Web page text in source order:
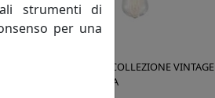
PLAFONIERA COLLEZIONE VINTAGE
C132 TORTORA
strumenti di
per una